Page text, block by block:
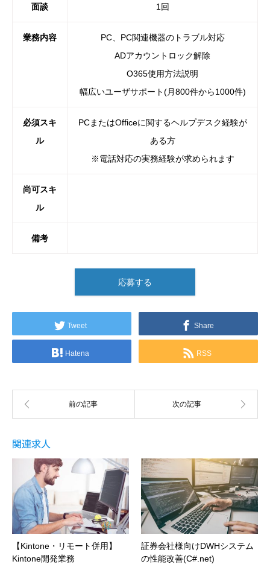
面談 1回
業務内容
PC、PC関連機器のトラブル対応
ADアカウントロック解除
O365使用方法説明
幅広いユーザサポート(月800件から1000件)
必須スキ
ル
PCまたはOfficeに関するヘルプデスク経験が
ある方
※電話対応の実務経験が求められます
尚可スキ
ル
備考
応募する
Tweet Share
Hatena RSS
関連求人
【Kintone・リモート併用】
Kintone開発業務
証券会社様向けDWHシステム
の性能改善(C#.net)